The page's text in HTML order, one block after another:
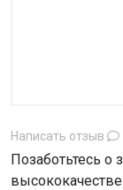
Написать отзыв
Позаботьтесь